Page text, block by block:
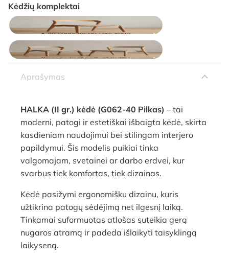
Kėdžių komplektai
Aprašymas
HALKA (II gr.) kėdė (G062-40 Pilkas) – tai
moderni, patogi ir estetiškai išbaigta kėdė, skirta
kasdieniam naudojimui bei stilingam interjero
papildymui. Šis modelis puikiai tinka
valgomajam, svetainei ar darbo erdvei, kur
svarbus tiek komfortas, tiek dizainas.
Kėdė pasižymi ergonomišku dizainu, kuris
užtikrina patogų sėdėjimą net ilgesnį laiką.
Tinkamai suformuotas atlošas suteikia gerą
nugaros atramą ir padeda išlaikyti taisyklingą
laikyseną.